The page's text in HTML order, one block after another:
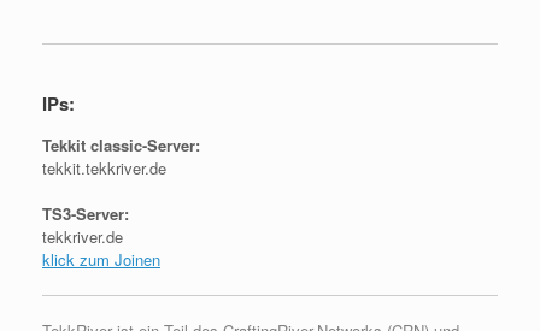
IPs:
Tekkit classic-Server:
tekkit.tekkriver.de
TS3-Server:
tekkriver.de
klick zum Joinen